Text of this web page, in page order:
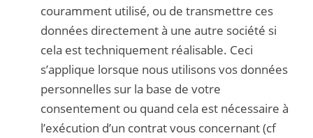
couramment utilisé, ou de transmettre ces
données directement à une autre société si
cela est techniquement réalisable. Ceci
s’applique lorsque nous utilisons vos données
personnelles sur la base de votre
consentement ou quand cela est nécessaire à
l’exécution d’un contrat vous concernant (cf